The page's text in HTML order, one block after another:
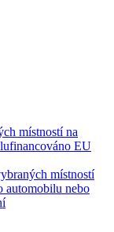
místností na
EU
místností
automobilu nebo